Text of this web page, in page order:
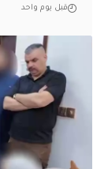
قبل يوم واحد